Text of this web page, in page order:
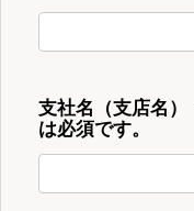
支社名（支店名
は必須です。